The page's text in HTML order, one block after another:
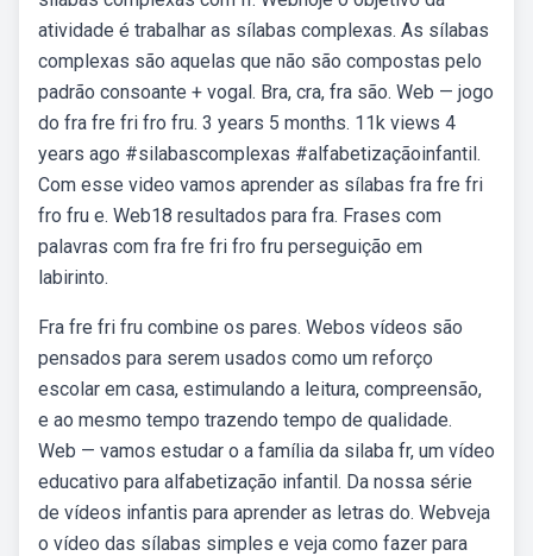
atividade é trabalhar as sílabas complexas. As sílabas
complexas são aquelas que não são compostas pelo
padrão consoante + vogal. Bra, cra, fra são. Web — jogo
do fra fre fri fro fru. 3 years 5 months. 11k views 4
years ago #silabascomplexas #alfabetizaçãoinfantil.
Com esse video vamos aprender as sílabas fra fre fri
fro fru e. Web18 resultados para fra. Frases com
palavras com fra fre fri fro fru perseguição em
labirinto.
Fra fre fri fru combine os pares. Webos vídeos são
pensados para serem usados como um reforço
escolar em casa, estimulando a leitura, compreensão,
e ao mesmo tempo trazendo tempo de qualidade.
Web — vamos estudar o a família da silaba fr, um vídeo
educativo para alfabetização infantil. Da nossa série
de vídeos infantis para aprender as letras do. Webveja
o vídeo das sílabas simples e veja como fazer para